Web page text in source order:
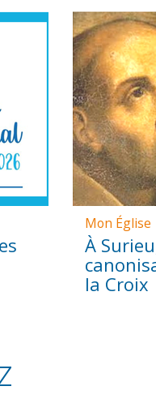
Mon Église
À
la Croix